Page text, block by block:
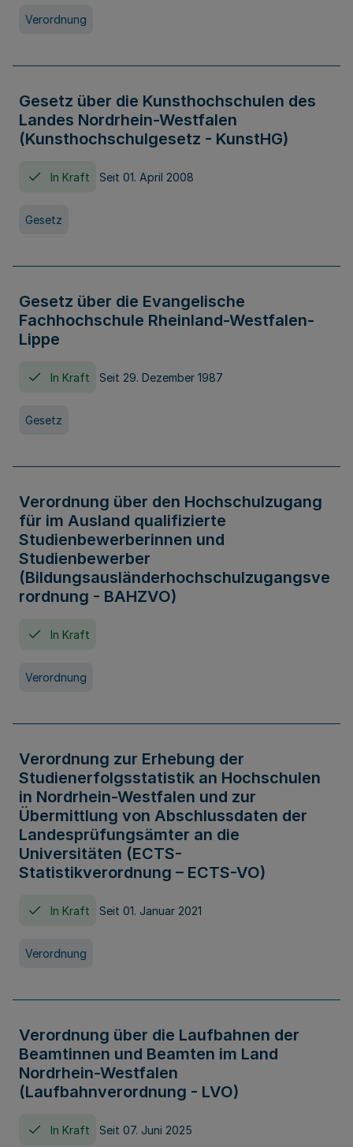
Verordnung
Gesetz über die Kunsthochschulen des
Landes Nordrhein-Westfalen
(Kunsthochschulgesetz - KunstHG)
In Kraft Seit 01. April 2008
Gesetz
Gesetz über die Evangelische
Fachhochschule Rheinland-Westfalen-
Lippe
In Kraft Seit 29. Dezember 1987
Gesetz
Verordnung über den Hochschulzugang
für im Ausland qualifizierte
Studienbewerberinnen und
Studienbewerber
(Bildungsausländerhochschulzugangsve
rordnung - BAHZVO)
In Kraft
Verordnung
Verordnung zur Erhebung der
Studienerfolgsstatistik an Hochschulen
in Nordrhein-Westfalen und zur
Übermittlung von Abschlussdaten der
Landesprüfungsämter an die
Universitäten (ECTS-
Statistikverordnung – ECTS-VO)
In Kraft Seit 01. Januar 2021
Verordnung
Verordnung über die Laufbahnen der
Beamtinnen und Beamten im Land
Nordrhein-Westfalen
(Laufbahnverordnung - LVO)
In Kraft Seit 07. Juni 2025